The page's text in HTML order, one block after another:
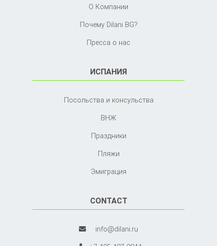
О Компании
Почему Dilani BG?
Пресса о нас
ИСПАНИЯ
Посольства и консульства
ВНЖ
Праздники
Пляжи
Эмиграция
CONTACT
info@dilani.ru